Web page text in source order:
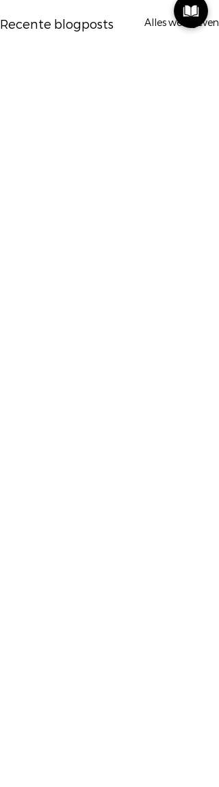
Recente blogposts Alles weergeven